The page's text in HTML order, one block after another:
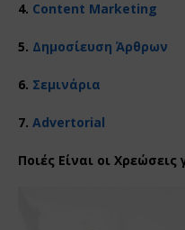
4. Content Marketing
5. Δημοσίευση Άρθρων
6. Σεμινάρια
7. Advertorial
Ποιές Είναι οι Χρεώσεις